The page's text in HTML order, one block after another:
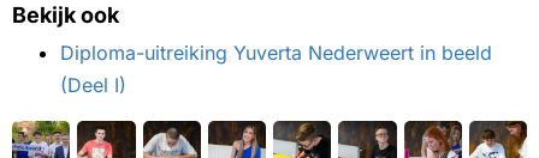
Bekijk ook
Diploma-uitreiking Yuverta Nederweert in beeld
(Deel I)